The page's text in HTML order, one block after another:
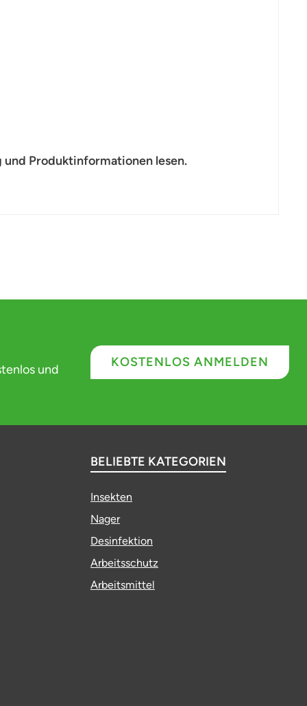
Produktinformationen lesen.
und
KOSTENLOS ANMELDEN
BELIEBTE KATEGORIEN
Insekten
Nager
Desinfektion
Arbeitsschutz
Arbeitsmittel